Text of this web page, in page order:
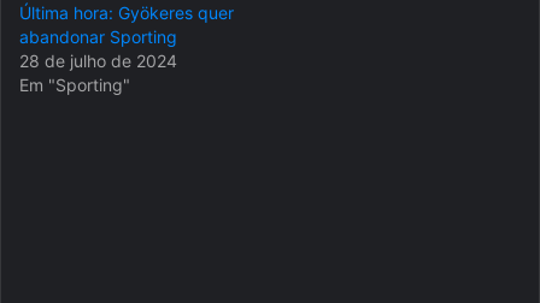
Última hora: Gyökeres quer
abandonar Sporting
28 de julho de 2024
Em "Sporting"